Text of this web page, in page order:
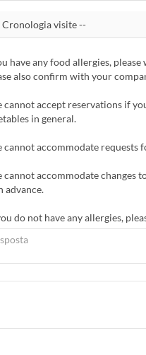
have any food allergies,
also confirm with your
cannot accept reservations if
in general.
cannot accommodate requests
cannot accommodate changes
advance.
do not have any allergies,